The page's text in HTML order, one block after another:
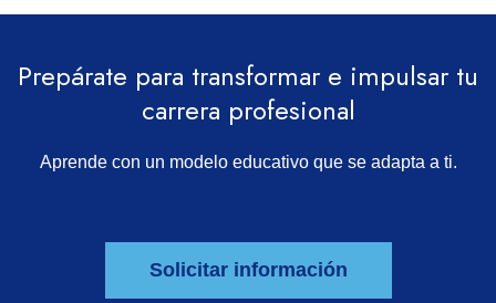
Prepárate para transformar e impulsar tu
carrera profesional
Aprende con un modelo educativo que se adapta a ti.
Solicitar información